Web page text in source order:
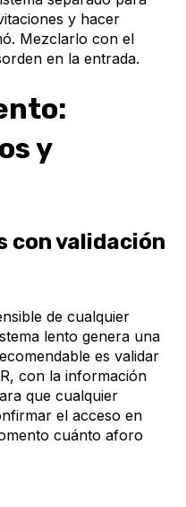
y hacer
Mezclarlo con el
en la entrada.
y
con validación
de cualquier
lento genera una
es validar
con la información
que cualquier
el acceso en
cuánto aforo